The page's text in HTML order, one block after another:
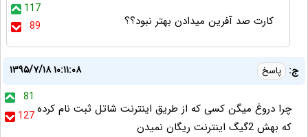
117
89
کارت صد آفرین میدادن بهتر نبود؟؟
ج: پاسخ
۱۳۹۵/۷/۱۸ ۱۰:۱۱:۰۸
81
127چرا دروغ میگن کسی که از طریق اینترنت شاتل ثبت نام کرده
که بهش 2گیگ اینترنت ریگان نمیدن